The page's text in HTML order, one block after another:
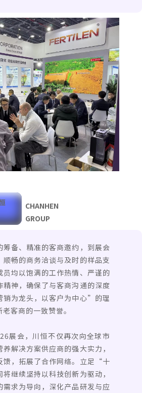
CHANHEN
GROUP
筹备、精准的客商邀约，到展会
畅的商务洽谈与及时的样品支
均以饱满的工作热情、严谨的
神，确保了与客商沟通的深度
为龙头，以客户为中心”的理
客商的一致赞誉。
展会，川恒不仅再次向全球市
解决方案供应商的强大实力，
馈，拓展了合作网络。立足“十
继续坚持以科技创新为驱动，
需求为导向，深化产品研发与应